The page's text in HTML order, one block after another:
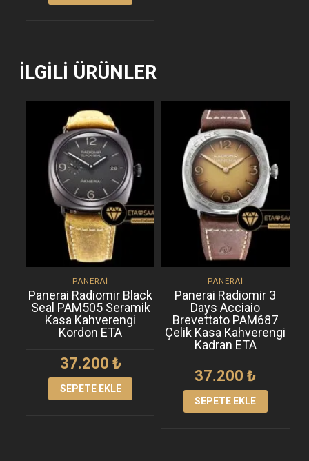
İLGILI ÜRÜNLER
PANERAI
Panerai Radiomir Black
Seal PAM505 Seramik
Kasa Kahverengi
Kordon ETA
37.200 ₺
SEPETE EKLE
PANERAI
Panerai Radiomir 3
Days Acciaio
Brevettato PAM687
Çelik Kasa Kahverengi
Kadran ETA
37.200₺
SEPETE EKLE